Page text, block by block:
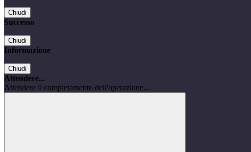
Chiudi
Successo
Chiudi
Informazione
Chiudi
Attendere...
Attendere il completamento dell'operazione...